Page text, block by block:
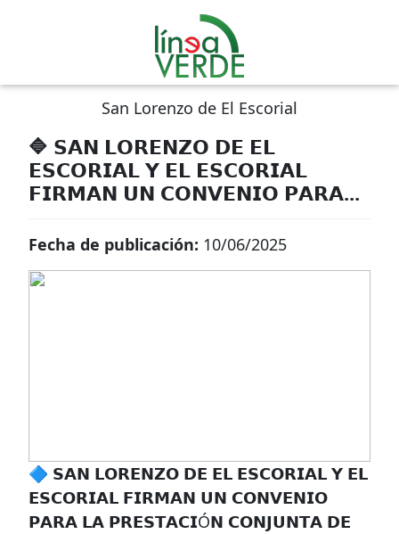
San Lorenzo de El Escorial
🔷 𝗦𝗔𝗡 𝗟𝗢𝗥𝗘𝗡𝗭𝗢 𝗗𝗘 𝗘𝗟
𝗘𝗦𝗖𝗢𝗥𝗜𝗔𝗟 𝗬 𝗘𝗟 𝗘𝗦𝗖𝗢𝗥𝗜𝗔𝗟
𝗙𝗜𝗥𝗠𝗔𝗡 𝗨𝗡 𝗖𝗢𝗡𝗩𝗘𝗡𝗜𝗢 𝗣𝗔𝗥𝗔...
Fecha de publicación: 10/06/2025
🔷 𝗦𝗔𝗡 𝗟𝗢𝗥𝗘𝗡𝗭𝗢 𝗗𝗘 𝗘𝗟 𝗘𝗦𝗖𝗢𝗥𝗜𝗔𝗟 𝗬 𝗘𝗟
𝗘𝗦𝗖𝗢𝗥𝗜𝗔𝗟 𝗙𝗜𝗥𝗠𝗔𝗡 𝗨𝗡 𝗖𝗢𝗡𝗩𝗘𝗡𝗜𝗢
𝗣𝗔𝗥𝗔 𝗟𝗔 𝗣𝗥𝗘𝗦𝗧𝗔𝗖𝗜Ó𝗡 𝗖𝗢𝗡𝗝𝗨𝗡𝗧𝗔 𝗗𝗘